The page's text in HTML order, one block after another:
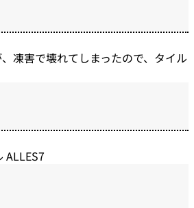
凍害で壊れてしまったので、タイル
ALLES7